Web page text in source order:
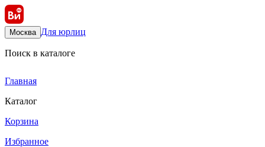
Москва Для юрлиц
Поиск в каталоге
Главная
Каталог
Корзина
Избранное